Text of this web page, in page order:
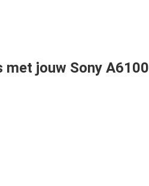
jouw Sony A6100